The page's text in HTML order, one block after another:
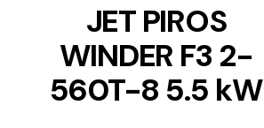
JET PIROS
WINDER F3 2-
560T-8 5.5 kW